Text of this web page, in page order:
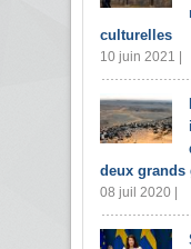
culturelles
10 juin 2021 |
deux grands
08 juil 2020 |